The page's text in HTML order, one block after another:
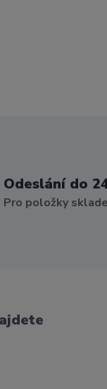
Odeslání do
Pro položky